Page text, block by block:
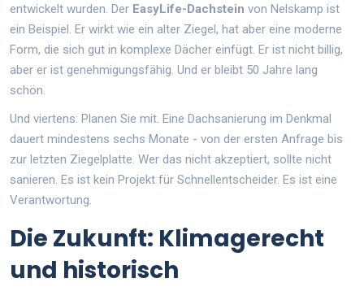
entwickelt wurden. Der EasyLife-Dachstein von Nelskamp ist
ein Beispiel. Er wirkt wie ein alter Ziegel, hat aber eine moderne
Form, die sich gut in komplexe Dächer einfügt. Er ist nicht billig,
aber er ist genehmigungsfähig. Und er bleibt 50 Jahre lang
schön.
Und viertens: Planen Sie mit. Eine Dachsanierung im Denkmal
dauert mindestens sechs Monate - von der ersten Anfrage bis
zur letzten Ziegelplatte. Wer das nicht akzeptiert, sollte nicht
sanieren. Es ist kein Projekt für Schnellentscheider. Es ist eine
Verantwortung.
Die Zukunft: Klimagerecht
und historisch